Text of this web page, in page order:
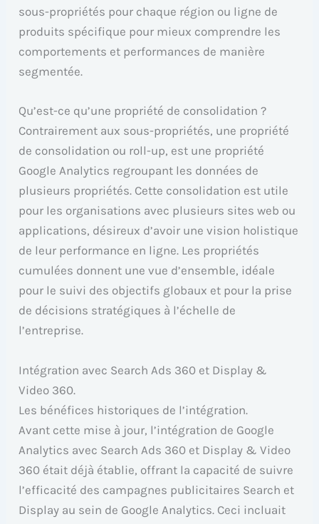
sous-propriétés pour chaque région ou ligne de
produits spécifique pour mieux comprendre les
comportements et performances de manière
segmentée.
Qu’est-ce qu’une propriété de consolidation ?
Contrairement aux sous-propriétés, une propriété
de consolidation ou roll-up, est une propriété
Google Analytics regroupant les données de
plusieurs propriétés. Cette consolidation est utile
pour les organisations avec plusieurs sites web ou
applications, désireux d’avoir une vision holistique
de leur performance en ligne. Les propriétés
cumulées donnent une vue d’ensemble, idéale
pour le suivi des objectifs globaux et pour la prise
de décisions stratégiques à l’échelle de
l’entreprise.
Intégration avec Search Ads 360 et Display &
Video 360.
Les bénéfices historiques de l’intégration.
Avant cette mise à jour, l’intégration de Google
Analytics avec Search Ads 360 et Display & Video
360 était déjà établie, offrant la capacité de suivre
l’efficacité des campagnes publicitaires Search et
Display au sein de Google Analytics. Ceci incluait